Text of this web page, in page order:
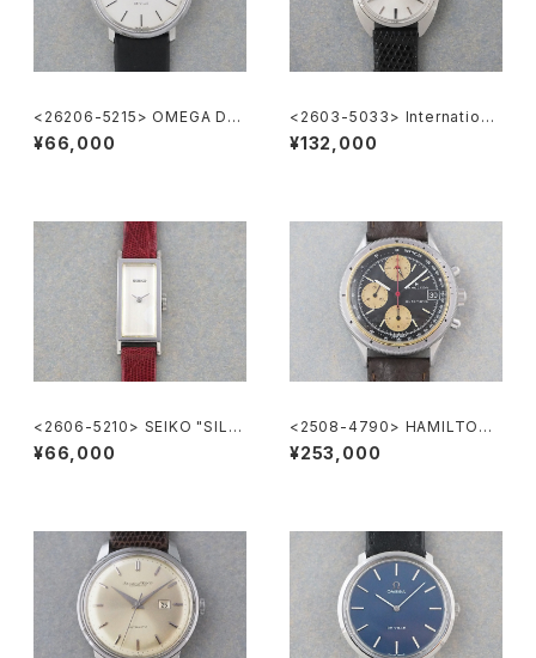
<26206-5215> OMEGA DE
VILLE
¥66,000
<2603-5033> Internationa
l Watch Co.
¥132,000
<2606-5210> SEIKO "SILV
ER885" rectangular case
¥66,000
<2508-4790> HAMILTON
Chronograph
¥253,000